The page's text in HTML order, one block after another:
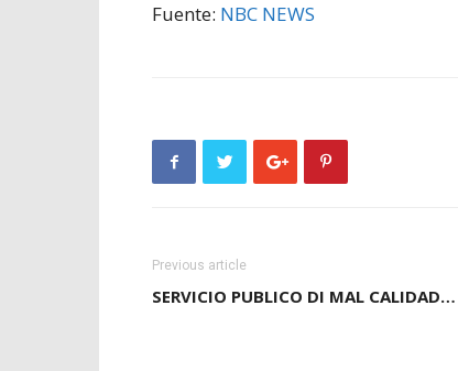
Fuente: NBC NEWS
Previous article
SERVICIO PUBLICO DI MAL CALIDAD…